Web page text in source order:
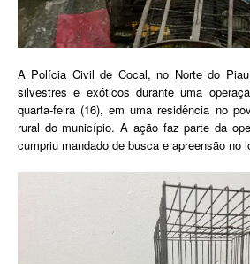
A Polícia Civil de Cocal, no Norte do
silvestres e exóticos durante uma
quarta-feira (16), em uma residência no
rural do município. A ação faz parte da
cumpriu mandado de busca e apreensão no